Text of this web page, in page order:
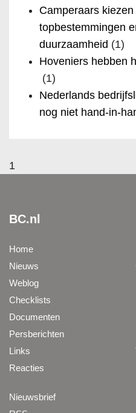
Camperaars kiezen
topbestemmingen
duurzaamheid (1)
Hoveniers hebben
(1)
Nederlands
nog niet hand-in-
1
BC.nl
Home
Nieuws
Weblog
Checklists
Documenten
Persberichten
Links
Reacties
Nieuwsbrief